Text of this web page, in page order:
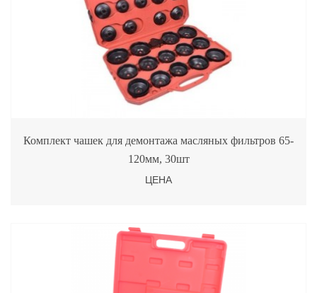
Комплект чашек для демонтажа масляных фильтров 65-
120мм, 30шт
ЦЕНА